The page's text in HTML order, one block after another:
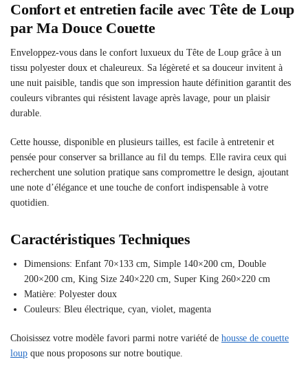
Confort et entretien facile avec Tête de Loup
par Ma Douce Couette
Enveloppez-vous dans le confort luxueux du Tête de Loup grâce à un
tissu polyester doux et chaleureux. Sa légèreté et sa douceur invitent à
une nuit paisible, tandis que son impression haute définition garantit des
couleurs vibrantes qui résistent lavage après lavage, pour un plaisir
durable.
Cette housse, disponible en plusieurs tailles, est facile à entretenir et
pensée pour conserver sa brillance au fil du temps. Elle ravira ceux qui
recherchent une solution pratique sans compromettre le design, ajoutant
une note d’élégance et une touche de confort indispensable à votre
quotidien.
Caractéristiques Techniques
Dimensions: Enfant 70×133 cm, Simple 140×200 cm, Double
200×200 cm, King Size 240×220 cm, Super King 260×220 cm
Matière: Polyester doux
Couleurs: Bleu électrique, cyan, violet, magenta
Choisissez votre modèle favori parmi notre variété de housse de couette
loup que nous proposons sur notre boutique.